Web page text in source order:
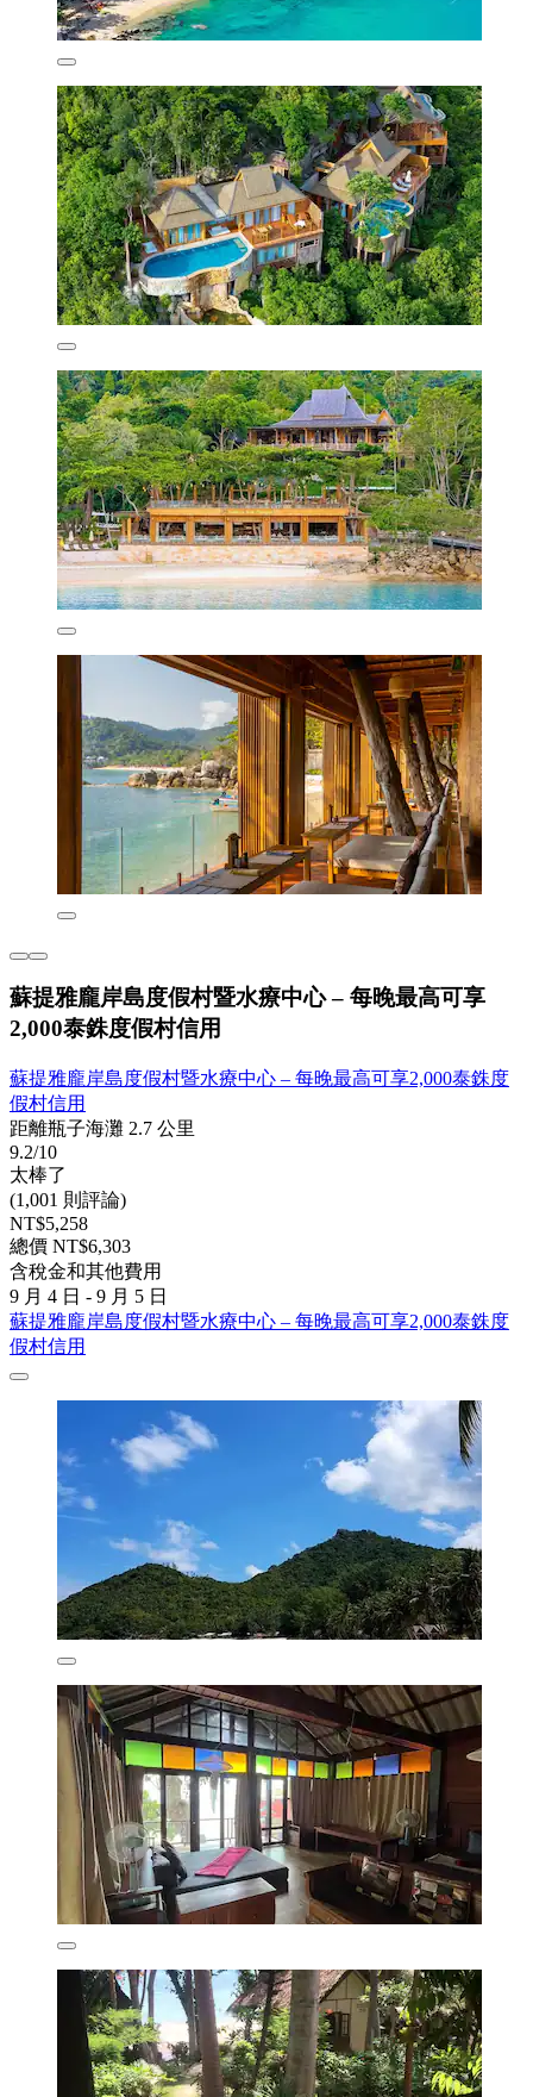
蘇提雅龐岸島度假村暨水療中心 – 每晚最高可享
2,000泰銖度假村信用
蘇提雅龐岸島度假村暨水療中心 – 每晚最高可享2,000泰銖度
假村信用
距離瓶子海灘 2.7 公里
9.2/10
太棒了
(1,001 則評論)
NT$5,258
總價 NT$6,303
含稅金和其他費用
9 月 4 日 - 9 月 5 日
蘇提雅龐岸島度假村暨水療中心 – 每晚最高可享2,000泰銖度
假村信用